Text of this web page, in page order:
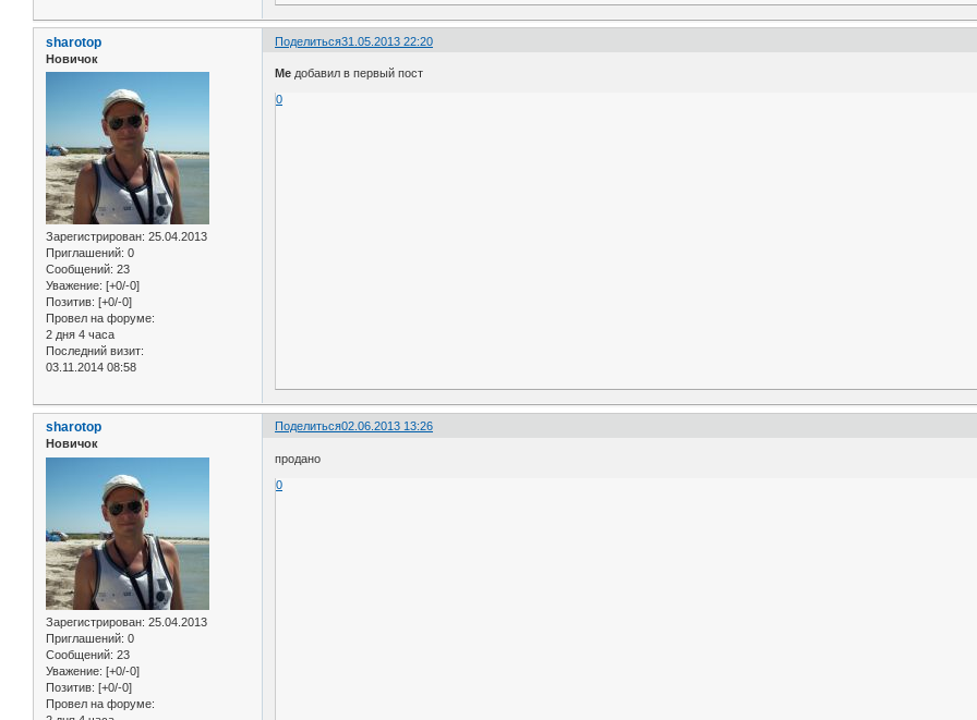
Поделиться31.05.2013 22:20
sharotop
Новичок
Зарегистрирован: 25.04.2013
Приглашений: 0
Сообщений: 23
Уважение: [+0/-0]
Позитив: [+0/-0]
Провел на форуме:
2 дня 4 часа
Последний визит:
03.11.2014 08:58
Me добавил в первый пост
0
Поделиться02.06.2013 13:26
sharotop
Новичок
Зарегистрирован: 25.04.2013
Приглашений: 0
Сообщений: 23
Уважение: [+0/-0]
Позитив: [+0/-0]
Провел на форуме:
продано
0